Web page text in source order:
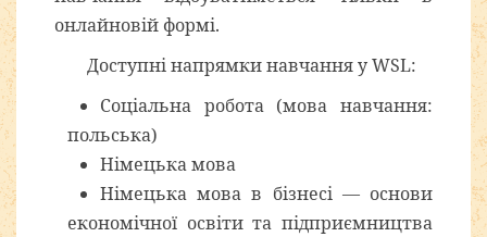
онлайновій формі.
Доступні напрямки навчання у WSL:
Соціальна робота (мова навчання:
польська)
Німецька мова
Німецька мова в бізнесі — основи
економічної освіти та підприємництва